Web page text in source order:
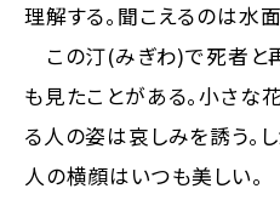
理解する。聞こえるのは水
この汀(みぎわ)で死者と
も見たことがある。小さな
る人の姿は哀しみを誘う。
人の横顔はいつも美しい。